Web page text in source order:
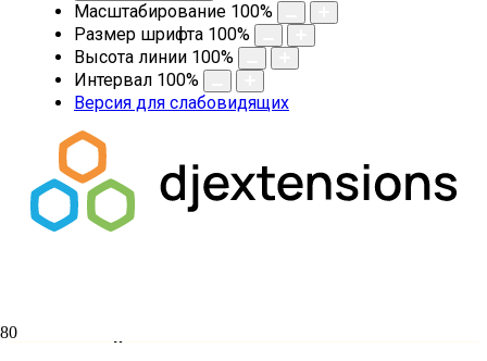
Масштабирование 100%
Размер шрифта 100%
Высота линии 100%
Интервал 100%
Версия для слабовидящих